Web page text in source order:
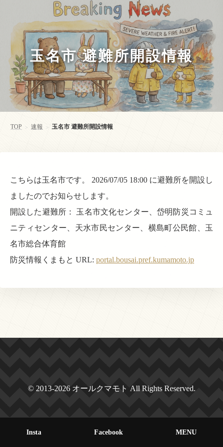
玉名市 避難所開設情報
TOP > 速報 > 玉名市 避難所開設情報
こちらは玉名市です。 2026/07/05 18:00 に避難所を開設し
ましたのでお知らせします。
開設した避難所： 玉名市文化センター、岱明防災コミュ
ニティセンター、天水市民センター、横島町公民館、玉
名市総合体育館
防災情報くまもと URL: portal.bousai.pref.kumamoto.jp
© 2013-2026 オールクマモト All Rights Reserved.
Insta Facebook MENU